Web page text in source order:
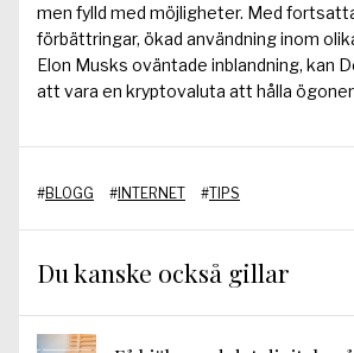
men fylld med möjligheter. Med
förbättringar, ökad användning inom
Elon Musks oväntade inblandning, kan
att vara en kryptovaluta att hålla
#BLOGG # INTERNET #TIPS
Du kanske också gillar